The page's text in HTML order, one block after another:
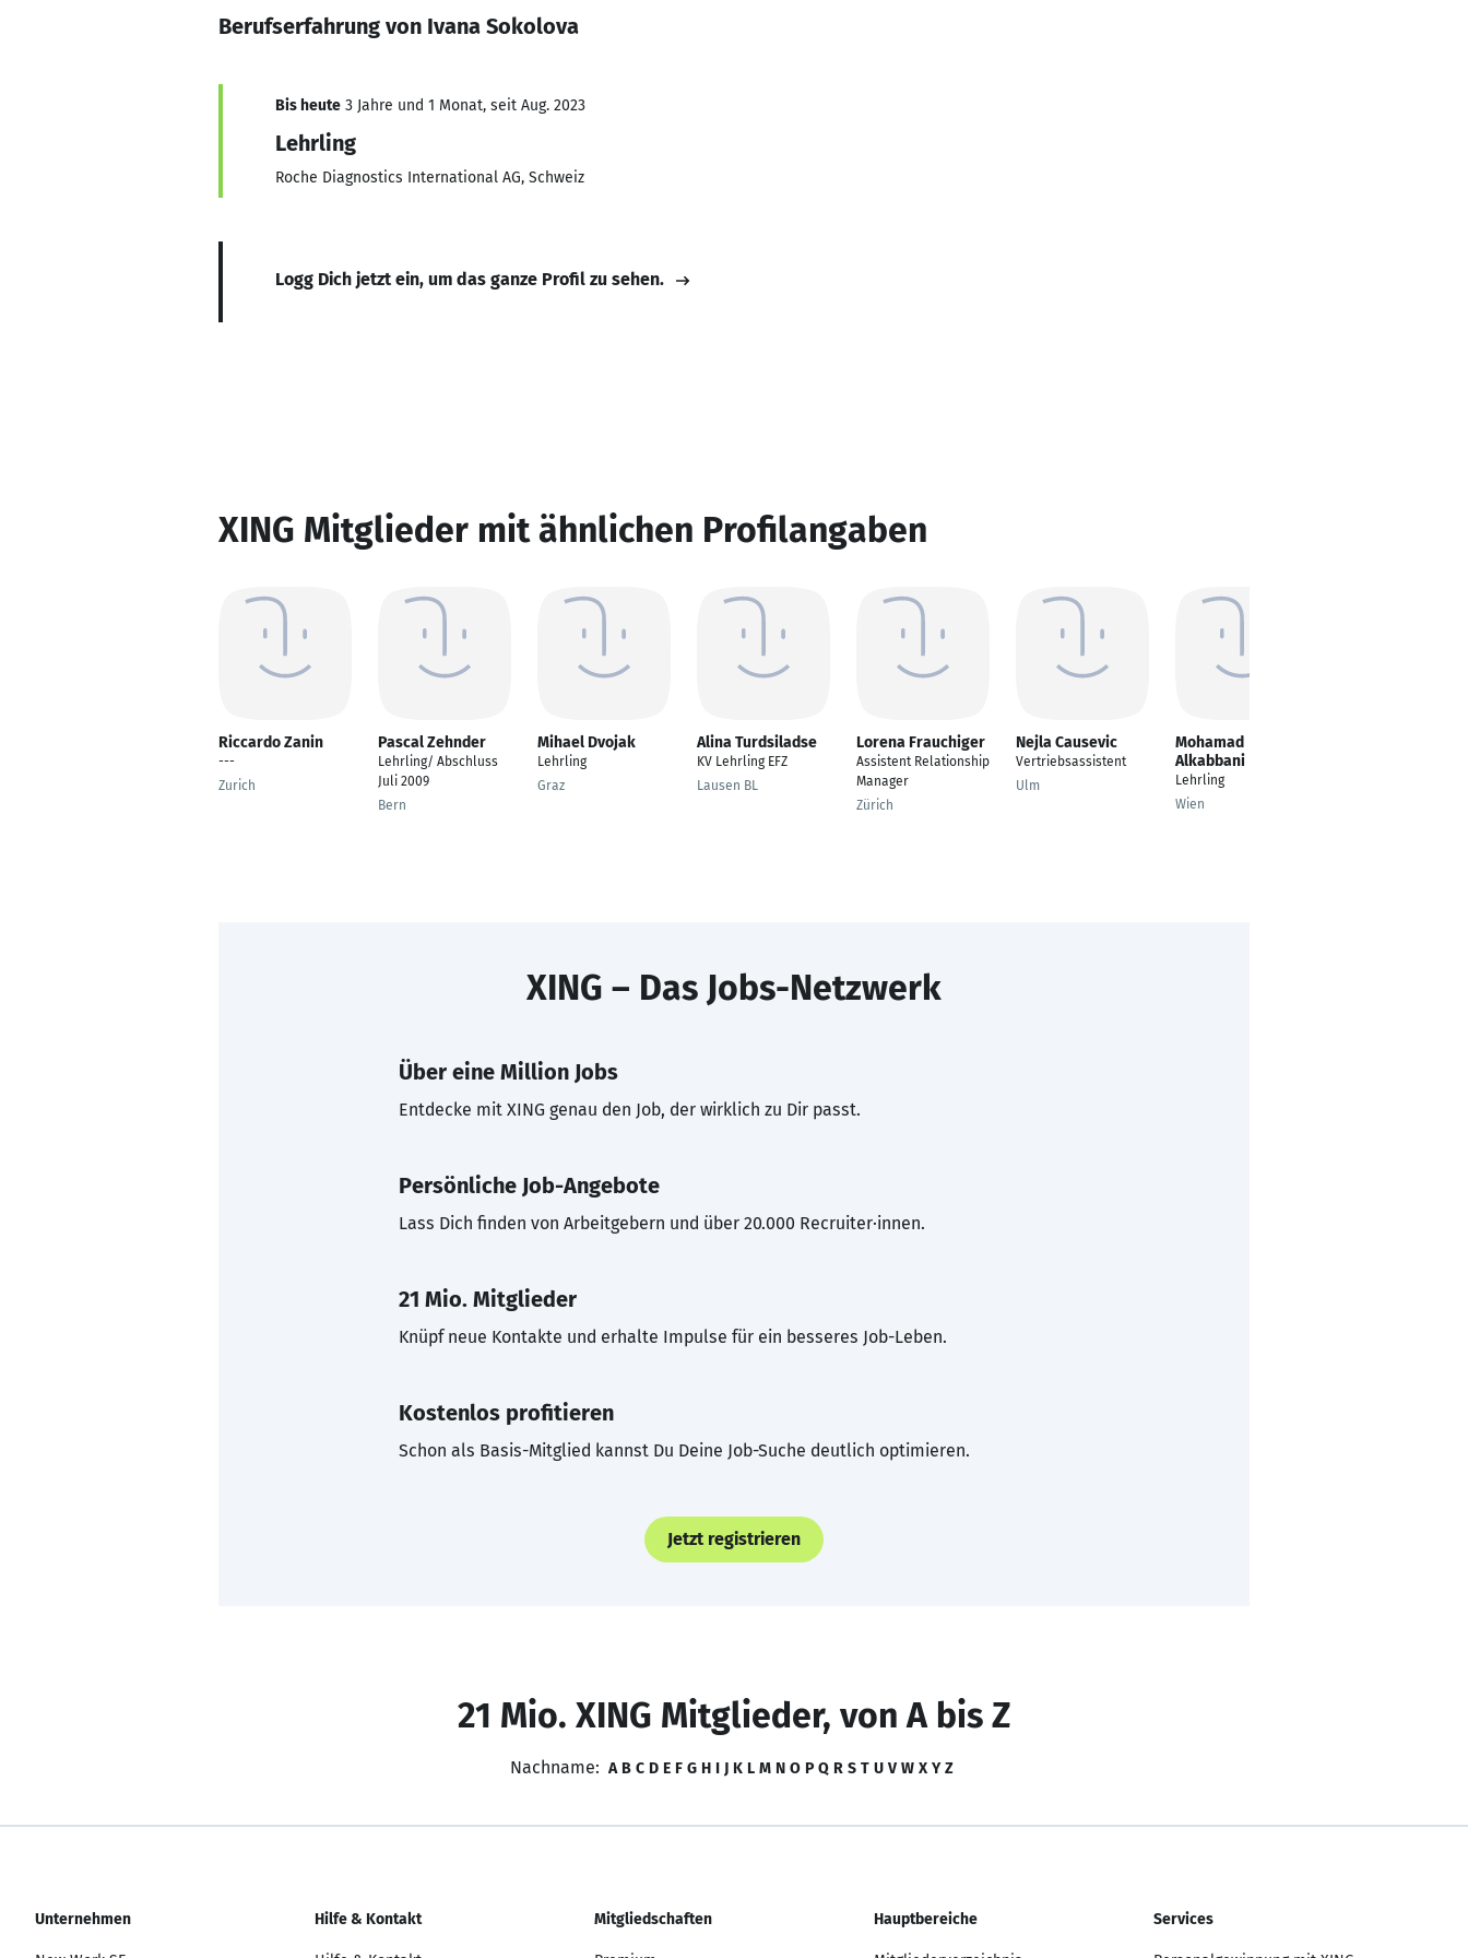
Berufserfahrung von Ivana Sokolova
Bis heute 3 Jahre und 1 Monat, seit Aug. 2023
Lehrling
Roche Diagnostics International AG, Schweiz
Logg Dich jetzt ein, um das ganze Profil zu sehen.
XING Mitglieder mit ähnlichen Profilangaben
Riccardo Zanin
---
Zurich
Pascal Zehnder
Lehrling/ Abschluss
Juli 2009
Bern
Mihael Dvojak
Lehrling
Graz
Alina Turdsiladse
KV Lehrling EFZ
Lausen BL
Lorena Frauchiger
Assistent Relationship
Manager
Zürich
Nejla Causevic
Vertriebsassistent
Ulm
Mohamad
Alkabbani
Lehrling
Wien
XING – Das Jobs-Netzwerk
Über eine Million Jobs
Entdecke mit XING genau den Job, der wirklich zu Dir passt.
Persönliche Job-Angebote
Lass Dich finden von Arbeitgebern und über 20.000 Recruiter·innen.
21 Mio. Mitglieder
Knüpf neue Kontakte und erhalte Impulse für ein besseres Job-Leben.
Kostenlos profitieren
Schon als Basis-Mitglied kannst Du Deine Job-Suche deutlich optimieren.
Jetzt registrieren
21 Mio. XING Mitglieder, von A bis Z
Nachname: A B C D E F G H I J K L M N O P Q R S T U V W X Y Z
Unternehmen Hilfe & Kontakt Mitgliedschaften Hauptbereiche Services